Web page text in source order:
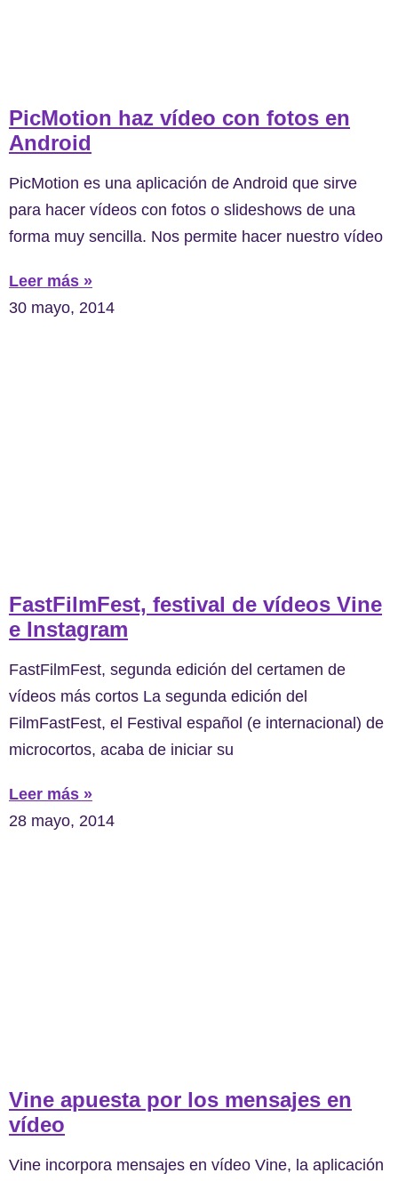
PicMotion haz vídeo con fotos en
Android
PicMotion es una aplicación de Android que sirve
para hacer vídeos con fotos o slideshows de una
forma muy sencilla. Nos permite hacer nuestro vídeo
Leer más »
30 mayo, 2014
FastFilmFest, festival de vídeos Vine
e Instagram
FastFilmFest, segunda edición del certamen de
vídeos más cortos La segunda edición del
FilmFastFest, el Festival español (e internacional) de
microcortos, acaba de iniciar su
Leer más »
28 mayo, 2014
Vine apuesta por los mensajes en
vídeo
Vine incorpora mensajes en vídeo Vine, la aplicación